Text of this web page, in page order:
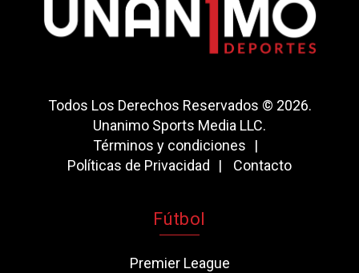
Todos Los Derechos Reservados © 2026.
Unanimo Sports Media LLC.
Términos y condiciones
Políticas de Privacidad
Contacto
Fútbol
Premier League